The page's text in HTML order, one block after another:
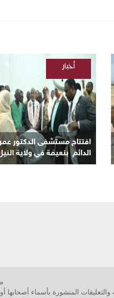
افتتاح مستشفى الدكتور
الدائم بنعيمة في ولاية
الأبيض
أخبار
/
السودانية
المنشورة بأسماء أصحابها